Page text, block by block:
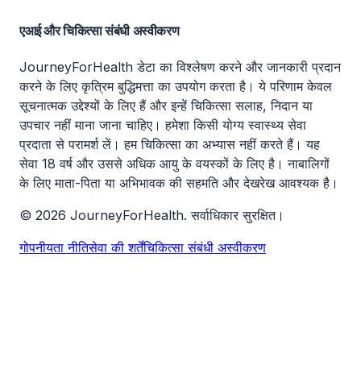
एआई और चिकित्सा संबंधी अस्वीकरण
JourneyForHealth डेटा का विश्लेषण करने और जानकारी प्रदान
करने के लिए कृत्रिम बुद्धिमत्ता का उपयोग करता है। ये परिणाम केवल
सूचनात्मक उद्देश्यों के लिए हैं और इन्हें चिकित्सा सलाह, निदान या
उपचार नहीं माना जाना चाहिए। हमेशा किसी योग्य स्वास्थ्य सेवा
प्रदाता से परामर्श लें। हम चिकित्सा का अभ्यास नहीं करते हैं। यह
सेवा 18 वर्ष और उससे अधिक आयु के वयस्कों के लिए है। नाबालिगों
के लिए माता-पिता या अभिभावक की सहमति और देखरेख आवश्यक है।
© 2026 JourneyForHealth. सर्वाधिकार सुरक्षित।
गोपनीयता नीतिसेवा की शर्तेंचिकित्सा संबंधी अस्वीकरण